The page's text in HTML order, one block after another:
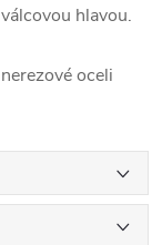
hlavou.
oceli